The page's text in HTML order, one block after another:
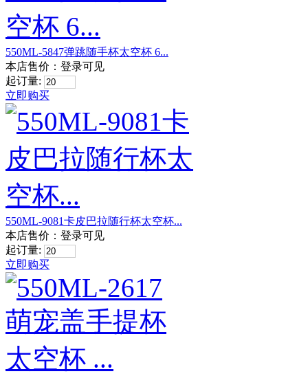
550ML-5847弹跳随手杯太空杯 6...
本店售价： 登录可见
起订量:
立即购买
550ML-9081卡皮巴拉随行杯太空杯...
本店售价： 登录可见
起订量:
立即购买